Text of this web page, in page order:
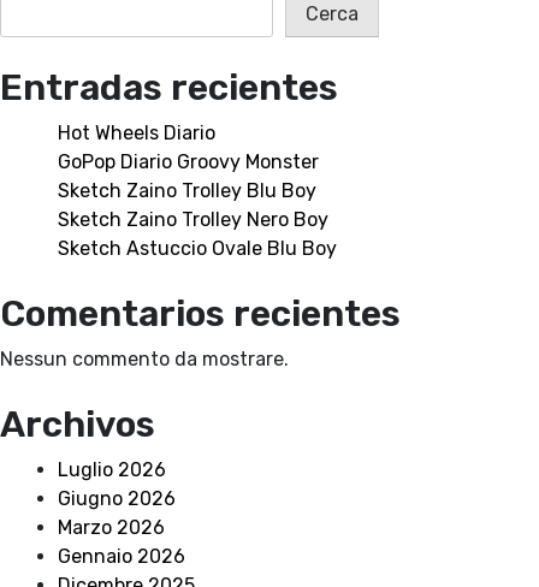
Cerca
Entradas recientes
Hot Wheels Diario
GoPop Diario Groovy Monster
Sketch Zaino Trolley Blu Boy
Sketch Zaino Trolley Nero Boy
Sketch Astuccio Ovale Blu Boy
Comentarios recientes
Nessun commento da mostrare.
Archivos
Luglio 2026
Giugno 2026
Marzo 2026
Gennaio 2026